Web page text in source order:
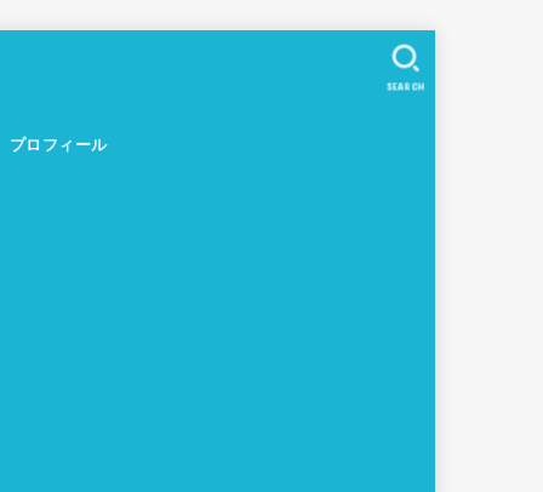
プロフィール
SEARCH